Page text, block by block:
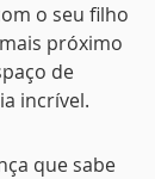
o seu filho
próximo
de
incrível.
que sabe